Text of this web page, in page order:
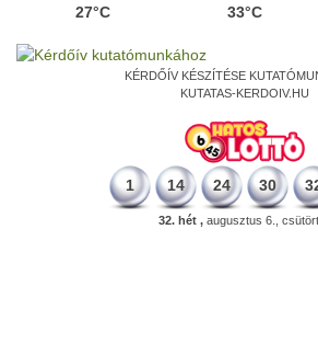
27°C 33°C
KÉRDŐÍV KÉSZÍTÉSE
KUTATAS-KERDOIV.HU
1 14 24 30
32. hét ,augusztus 6.,